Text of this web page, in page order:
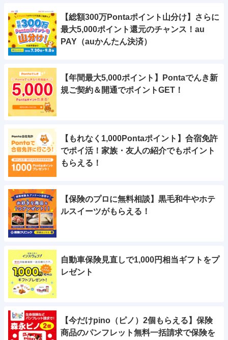
【総額300万Pontaポイント山分け】さらに
最大5,000ポイント還元のチャンス！au
PAY（auかんたん決済）
【年間最大5,000ポイント】Pontaでんき新
規ご契約＆開通でポイントGET！
【もれなく1,000Pontaポイント】合宿免許
でポイ活！家族・友人の紹介でもポイント
もらえる！
【保険のプロに無料相談】黒毛和牛やホテ
ルスイーツがもらえる！
自動車保険見直しで1,000円相当ギフトをプ
レゼント
【今だけpino（ピノ）2個もらえる】保険
商品のパンフレット無料一括請求で保険を